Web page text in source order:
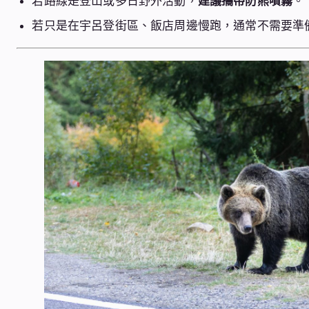
若只是在宇呂登街區、飯店周邊慢跑，通常不需要準